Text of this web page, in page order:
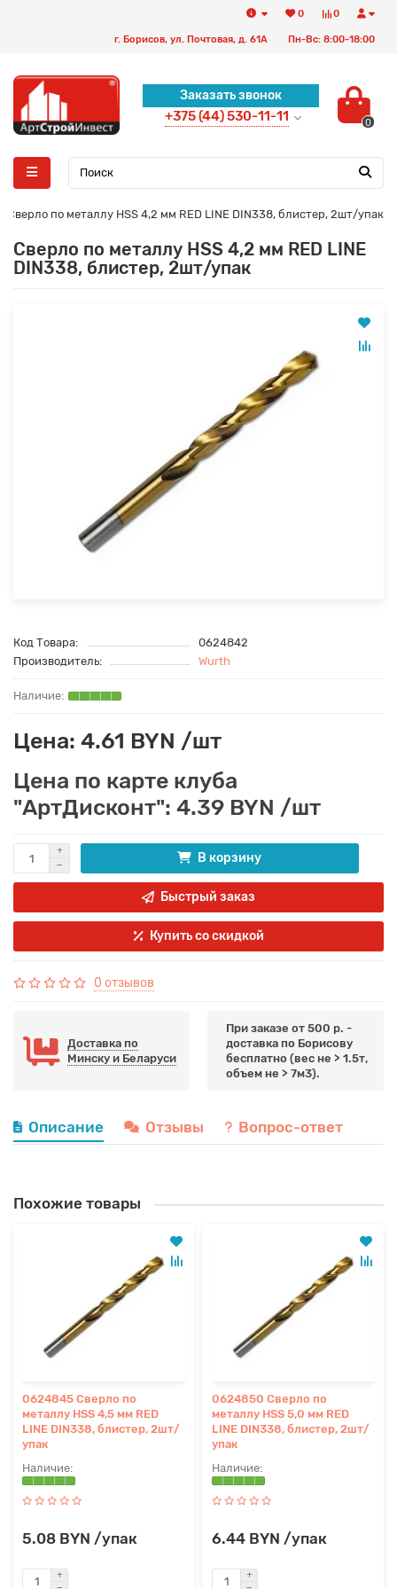
0
0
г. Борисов, ул. Почтовая, д. 61А Пн-Вс: 8:00-18:00
Заказать звонок
+375 (44) 530-11-11 0
Сверло по металлу HSS 4,2 мм RED LINE DIN338, блистер, 2шт/упак
Сверло по металлу HSS 4,2 мм RED LINE
DIN338, блистер, 2шт/упак
Код Товара:
0624842
Производитель:
Wurth
Цена: 4.61 BYN /шт
Цена по карте клуба
"АртДисконт": 4.39 BYN /шт
В корзину
Быстрый заказ
Купить со скидкой
0 отзывов
Доставка по
Минску и Беларуси
При заказе от 500 р. -
доставка по Борисову
бесплатно (вес не > 1.5т,
объем не > 7м3).
Описание Отзывы Вопрос-ответ
Похожие товары
0624845 Сверло по
металлу HSS 4,5 мм RED
LINE DIN338, блистер, 2шт/
упак
5.08 BYN /упак
0624850 Сверло по
металлу HSS 5,0 мм RED
LINE DIN338, блистер, 2шт/
упак
6.44 BYN /упак